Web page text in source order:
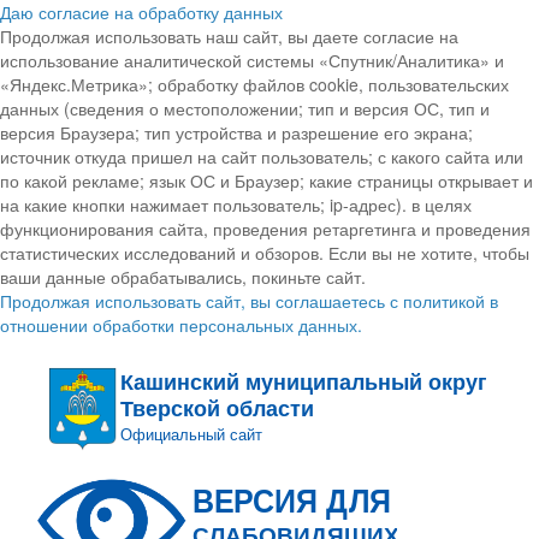
Даю согласие на обработку данных
Продолжая использовать наш сайт, вы даете согласие на
использование аналитической системы «Спутник/Аналитика» и
«Яндекс.Метрика»; обработку файлов cookie, пользовательских
данных (сведения о местоположении; тип и версия ОС, тип и
версия Браузера; тип устройства и разрешение его экрана;
источник откуда пришел на сайт пользователь; с какого сайта или
по какой рекламе; язык ОС и Браузер; какие страницы открывает и
на какие кнопки нажимает пользователь; ip-адрес). в целях
функционирования сайта, проведения ретаргетинга и проведения
статистических исследований и обзоров. Если вы не хотите, чтобы
ваши данные обрабатывались, покиньте сайт.
Продолжая использовать сайт, вы соглашаетесь с политикой в
отношении обработки персональных данных.